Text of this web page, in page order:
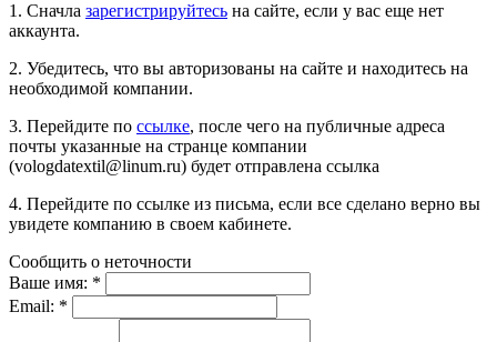
1. Сначла зарегистрируйтесь на сайте, если у вас еще нет
аккаунта.
2. Убедитесь, что вы авторизованы на сайте и находитесь на
необходимой компании.
3. Перейдите по ссылке, после чего на публичные адреса
почты указанные на странце компании
(vologdatextil@linum.ru) будет отправлена ссылка
4. Перейдите по ссылке из письма, если все сделано верно вы
увидете компанию в своем кабинете.
Сообщить о неточности
Ваше имя: *
Email: *